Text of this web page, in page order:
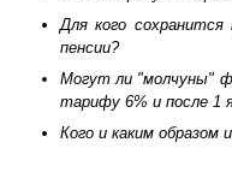
Для кого сохранится
пенсии?
Могут ли "молчуны"
тарифу 6% и после 1
Кого и каким образом